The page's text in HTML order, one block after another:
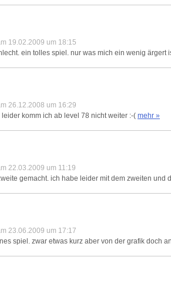
19.02.2009 um 18:15
ein tolles spiel. nur was mich ein wenig
26.12.2008 um 16:29
komm ich ab level 78 nicht weiter :-( mehr »
22.03.2009 um 11:19
gemacht. ich habe leider mit dem zweiten
23.06.2009 um 17:17
spiel. zwar etwas kurz aber von der grafik doch